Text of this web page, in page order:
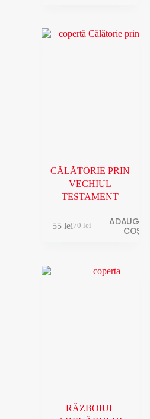
CĂLĂTORIE PRIN
VECHIUL
TESTAMENT
70lei
55 lei
ADAUGĂ ÎN
COȘ
RĂZBOIUL